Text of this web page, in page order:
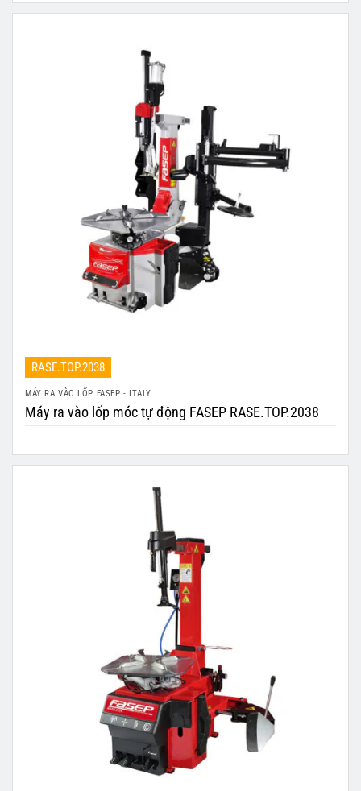
RASE.TOP.2038
MÁY RA VÀO LỐP FASEP - ITALY
Máy ra vào lốp móc tự động FASEP RASE.TOP.2038